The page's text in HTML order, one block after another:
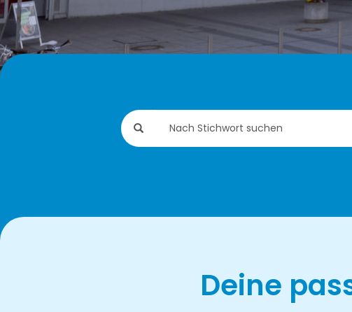
Deine